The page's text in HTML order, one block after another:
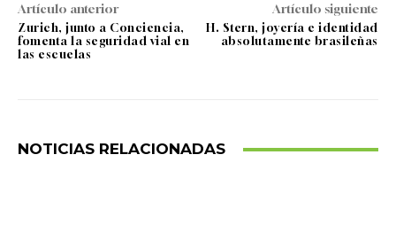
Artículo anterior
Zurich, junto a Conciencia,
fomenta la seguridad vial en
las escuelas
Artículo siguiente
H. Stern, joyería e identidad
absolutamente brasileñas
NOTICIAS RELACIONADAS